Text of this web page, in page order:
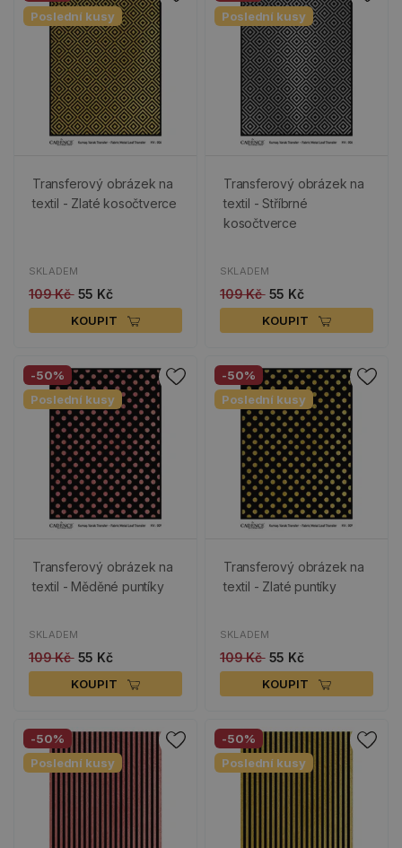
Poslední kusy
Transferový obrázek na
textil - Zlaté kosočtverce
SKLADEM
109 Kč 55 Kč
KOUPIT
Poslední kusy
Transferový obrázek na
textil - Stříbrné
kosočtverce
SKLADEM
109 Kč 55 Kč
KOUPIT
-50%
Poslední kusy
Transferový obrázek na
textil - Měděné puntíky
SKLADEM
109 Kč 55 Kč
KOUPIT
-50%
Poslední kusy
Transferový obrázek na
textil - Zlaté puntíky
SKLADEM
109 Kč 55 Kč
KOUPIT
-50%
Poslední kusy
-50%
Poslední kusy